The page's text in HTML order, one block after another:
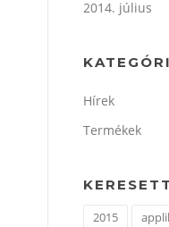
2014. július
Hírek
Termékek
2015